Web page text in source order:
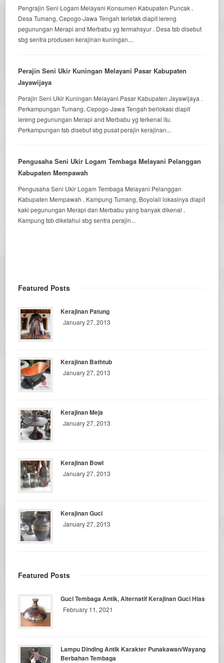
Pengrajin Seni Logam Melayani Konsumen Kabupaten Puncak .
Desa Tumang, Cepogo-Jawa Tengah terletak diapit lereng
pegunungan Merapi and Merbabu yg termahsyur . Desa tsb disebut
sbg sentra produsen kerajinan kuningan....
Perajin Seni Ukir Kuningan Melayani Pasar Kabupaten
Jayawijaya
Perajin Seni Ukir Kuningan Melayani Pasar Kabupaten Jayawijaya .
Perkampungan Tumang, Cepogo-Jawa Tengah berlokasi diapit
lereng pegunungan Merapi and Merbabu yg terkenal itu.
Perkampungan tsb disebut sbg pusat perajin kerajinan...
Pengusaha Seni Ukir Logam Tembaga Melayani Pelanggan
Kabupaten Mempawah
Pengusaha Seni Ukir Logam Tembaga Melayani Pelanggan
Kabupaten Mempawah . Kampung Tumang, Boyolali lokasinya diapit
kaki pegunungan Merapi dan Merbabu yang banyak dikenal .
Kampung tsb diketahui sbg sentra perajin...
Featured Posts
Kerajinan Patung
January 27, 2013
Kerajinan Bathtub
January 27, 2013
Kerajinan Meja
January 27, 2013
Kerajinan Bowl
January 27, 2013
Kerajinan Guci
January 27, 2013
Featured Posts
Guci Tembaga Antik, Alternatif Kerajinan Guci Hias
February 11, 2021
Lampu Dinding Antik Karakter Punakawan/Wayang
Berbahan Tembaga